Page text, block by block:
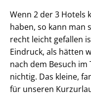
Wenn 2 der 3 Hotels
haben, so kann man
recht leicht gefallen
Eindruck, als hätten
nach dem Besuch
nichtig. Das kleine,
für unseren